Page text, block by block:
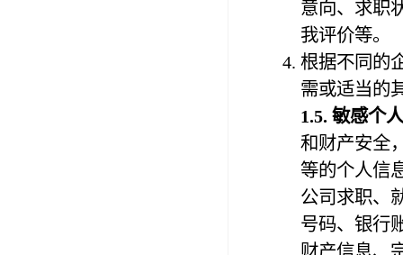
意向、求职
我评价等。
根据不同的
需或适当的
1.5. 敏感个
和财产安全
等的个人信
公司求职、
号码、银行